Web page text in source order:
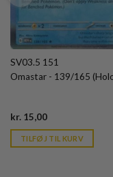
SV03.5 151
Omastar - 139/165
kr. 15,00Current
is:
kr. 39,95.
TILFØJ TIL KURV